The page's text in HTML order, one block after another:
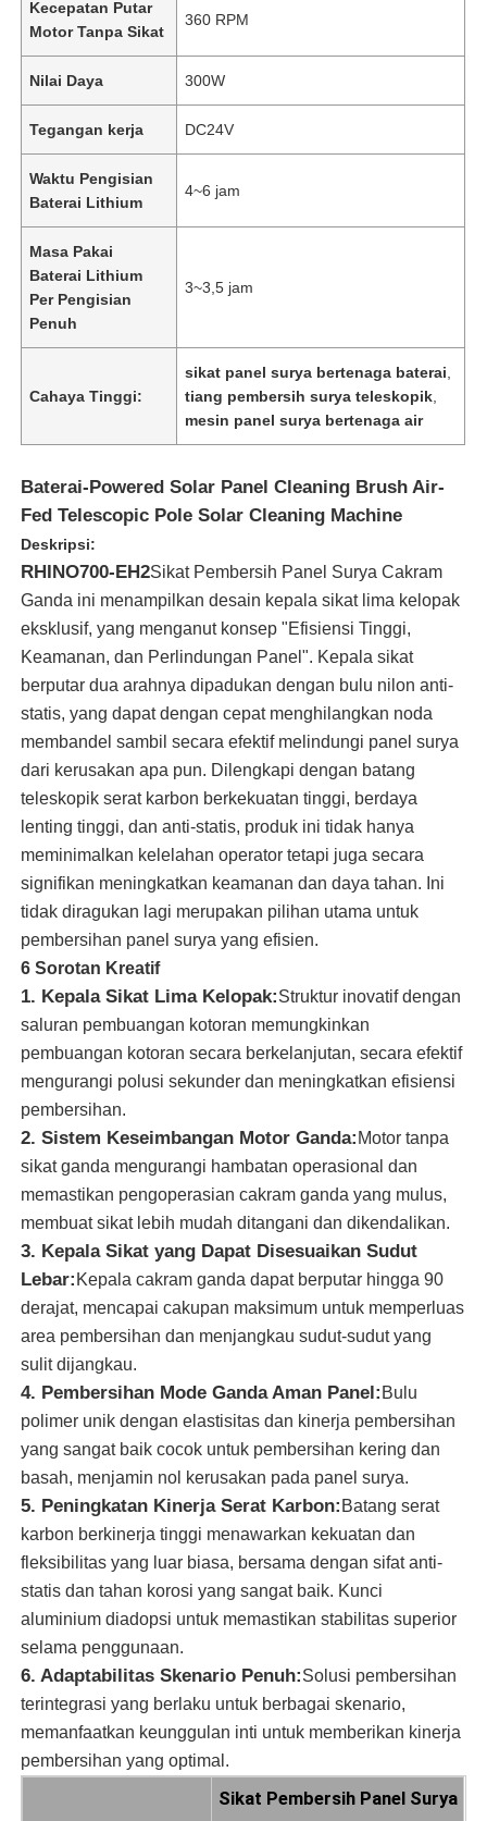
Rumah
Produk
Video
Tentang kita
Wisata pabrik
Kontrol kualitas
Hubungi kami
Berita
Semua Kasus
Quote request suatu
Sikat Pembersih Panel Surya
Sikat Putar Panel Surya
Sikat pencuci panel surya
Sikat Rol Panel Surya
Alat Pembersih Panel Surya
Peralatan pencucian panel surya
Kecepatan Putar
Motor Tanpa Sikat
360 RPM
Nilai Daya 300W
Tegangan kerja DC24V
Waktu Pengisian
Baterai Lithium
4~6 jam
Masa Pakai
Baterai Lithium
Per Pengisian
Penuh
3~3,5 jam
Cahaya Tinggi:
sikat panel surya bertenaga baterai
tiang pembersih surya teleskopik
mesin panel surya bertenaga air
Baterai-Powered Solar Panel Cleaning Brush Air-
Fed Telescopic Pole Solar Cleaning Machine
Deskripsi:
RHINO700-EH2Sikat Pembersih Panel Surya Cakram
Ganda ini menampilkan desain kepala sikat lima kelopak
eksklusif, yang menganut konsep "Efisiensi Tinggi,
Keamanan, dan Perlindungan Panel". Kepala sikat
berputar dua arahnya dipadukan dengan bulu nilon anti-
statis, yang dapat dengan cepat menghilangkan noda
membandel sambil secara efektif melindungi panel surya
dari kerusakan apa pun. Dilengkapi dengan batang
teleskopik serat karbon berkekuatan tinggi, berdaya
lenting tinggi, dan anti-statis, produk ini tidak hanya
meminimalkan kelelahan operator tetapi juga secara
signifikan meningkatkan keamanan dan daya tahan. Ini
tidak diragukan lagi merupakan pilihan utama untuk
pembersihan panel surya yang efisien.
6 Sorotan Kreatif
1. Kepala Sikat Lima Kelopak:Struktur inovatif dengan
saluran pembuangan kotoran memungkinkan
pembuangan kotoran secara berkelanjutan, secara efektif
mengurangi polusi sekunder dan meningkatkan efisiensi
pembersihan.
2. Sistem Keseimbangan Motor Ganda: Motor tanpa
sikat ganda mengurangi hambatan operasional dan
memastikan pengoperasian cakram ganda yang mulus,
membuat sikat lebih mudah ditangani dan dikendalikan.
3. Kepala Sikat yang Dapat Disesuaikan Sudut
Lebar: Kepala cakram ganda dapat berputar hingga 90
derajat, mencapai cakupan maksimum untuk memperluas
area pembersihan dan menjangkau sudut-sudut yang
sulit dijangkau.
4. Pembersihan Mode Ganda Aman Panel: Bulu
polimer unik dengan elastisitas dan kinerja pembersihan
yang sangat baik cocok untuk pembersihan kering dan
basah, menjamin nol kerusakan pada panel surya.
5. Peningkatan Kinerja Serat Karbon: Batang serat
karbon berkinerja tinggi menawarkan kekuatan dan
fleksibilitas yang luar biasa, bersama dengan sifat anti-
statis dan tahan korosi yang sangat baik. Kunci
aluminium diadopsi untuk memastikan stabilitas superior
selama penggunaan.
6. Adaptabilitas Skenario Penuh:Solusi pembersihan
terintegrasi yang berlaku untuk berbagai skenario,
memanfaatkan keunggulan inti untuk memberikan kinerja
pembersihan yang optimal.
Sikat Pembersih Panel Surya